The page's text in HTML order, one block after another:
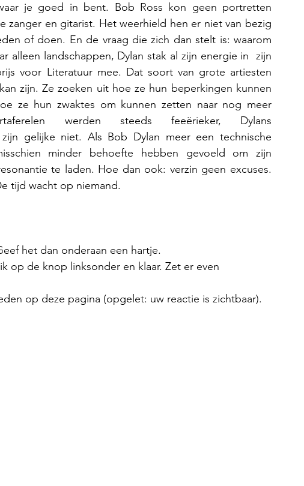
je goed in bent. Bob Ross kon geen portretten
zanger en gitarist. Het weerhield hen er niet van bezig
of doen. En de vraag die zich dan stelt is: waarom
alleen landschappen, Dylan stak al zijn energie in  zijn
voor Literatuur mee. Dat soort van grote artiesten
zijn. Ze zoeken uit hoe ze hun beperkingen kunnen
ze hun zwaktes om kunnen zetten naar nog meer
werden steeds feeërieker, Dylans
gelijke niet. Als Bob Dylan meer een technische
minder behoefte hebben gevoeld om zijn
te laden. Hoe dan ook: verzin geen excuses.
tijd wacht op niemand.
het dan onderaan een hartje.
op de knop linksonder en klaar. Zet er even
op deze pagina (opgelet: uw reactie is zichtbaar).